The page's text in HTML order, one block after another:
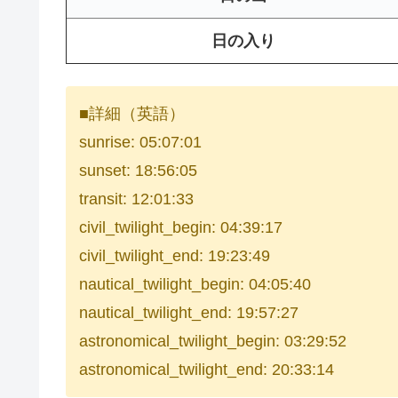
日の入り
■詳細（英語）
sunrise: 05:07:01
sunset: 18:56:05
transit: 12:01:33
civil_twilight_begin: 04:39:17
civil_twilight_end: 19:23:49
nautical_twilight_begin: 04:05:40
nautical_twilight_end: 19:57:27
astronomical_twilight_begin: 03:29:52
astronomical_twilight_end: 20:33:14